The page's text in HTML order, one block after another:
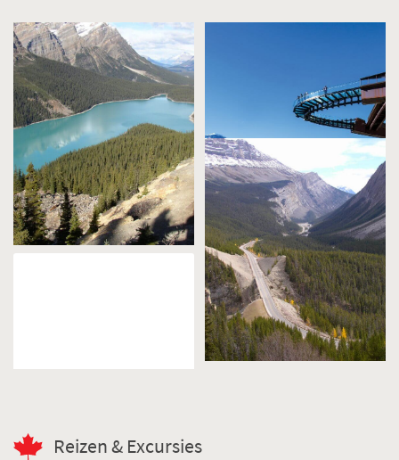
Reizen & Excursies